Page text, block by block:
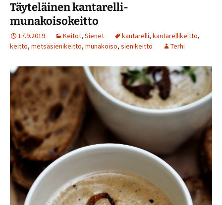
Täyteläinen kantarelli-
munakoisokeitto
17.9.2019 Keitot, Sienet kantarelli, kantarellikeitto,
keitto, metsäsienikeitto, munakoiso, sienikeitto Terhi